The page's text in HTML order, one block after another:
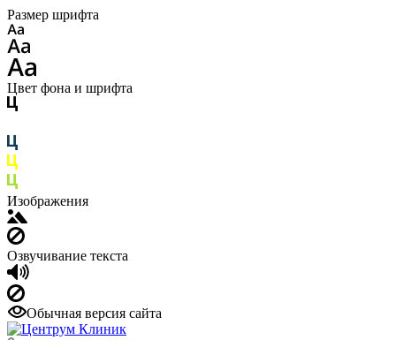
Размер шрифта
Цвет фона и шрифта
Изображения
Озвучивание текста
Обычная версия сайта